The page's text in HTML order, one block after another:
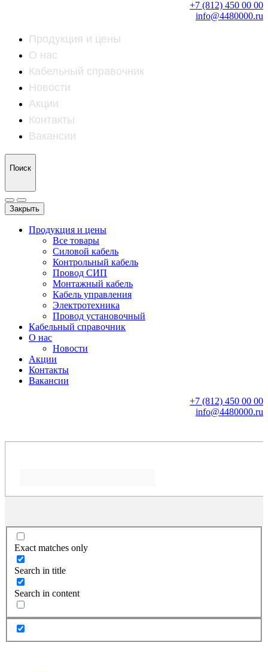
+7 (812) 450 00 00
info@4480000.ru
Продукция и цены
О нас
Кабельный справочник
Новости
Акции
Контакты
Вакансии
Поиск
Закрыть
Продукция и цены
Все товары
Силовой кабель
Контрольный кабель
Провод СИП
Монтажный кабель
Кабель управления
Электротехника
Провод установочный
Кабельный справочник
О нас
Новости
Акции
Контакты
Вакансии
+7 (812) 450 00 00
info@4480000.ru
Exact matches only
Search in title
Search in content